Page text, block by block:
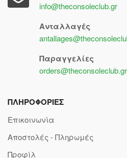
info@theconsoleclub.gr
Ανταλλαγές
Παραγγελίες
orders@theconsoleclub.gr
ΠΛΗΡΟΦΟΡΙΕΣ
Επικοινωνία
Αποστολές - Πληρωμές
Προφίλ